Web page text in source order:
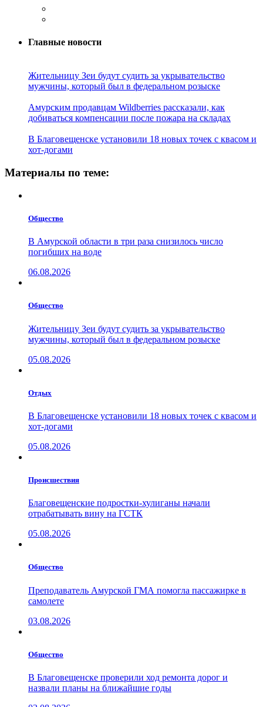
Главные новости
Жительницу Зеи будут судить за укрывательство
мужчины, который был в федеральном розыске
Амурским продавцам Wildberries рассказали, как
добиваться компенсации после пожара на складах
В Благовещенске установили 18 новых точек с квасом и
хот-догами
Материалы по теме:
Общество
В Амурской области в три раза снизилось число
погибших на воде
06.08.2026
Общество
Жительницу Зеи будут судить за укрывательство
мужчины, который был в федеральном розыске
05.08.2026
Отдых
В Благовещенске установили 18 новых точек с квасом и
хот-догами
05.08.2026
Проиcшествия
Благовещенские подростки-хулиганы начали
отрабатывать вину на ГСТК
05.08.2026
Общество
Преподаватель Амурской ГМА помогла пассажирке в
самолете
03.08.2026
Общество
В Благовещенске проверили ход ремонта дорог и
назвали планы на ближайшие годы